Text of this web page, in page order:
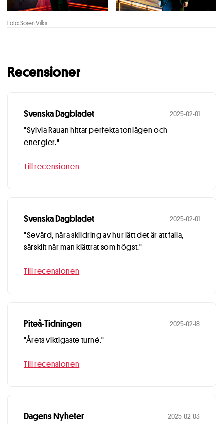
Foto: Sören Vilks
Recensioner
Svenska Dagbladet 2025-02-01
"Sylvia Rauan hittar perfekta tonlägen och
energier."
Till recensionen
Svenska Dagbladet 2025-02-01
"Sevärd, nära skildring av hur lätt det är att falla,
särskilt när man klättrat som högst."
Till recensionen
Piteå-Tidningen 2025-02-18
"Årets viktigaste turné."
Till recensionen
Dagens Nyheter 2025-02-03